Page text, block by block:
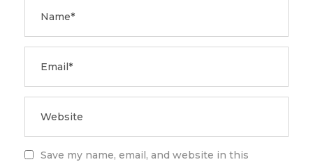
Save my name, email, and website in this